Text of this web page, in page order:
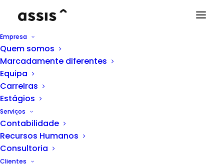
Empresa
Quem somos
Marcadamente diferentes
Equipa
Carreiras
Estágios
Serviços
Contabilidade
Recursos Humanos
Consultoria
Clientes